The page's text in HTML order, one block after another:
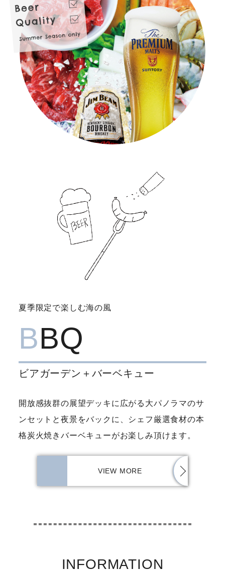
夏季限定で楽しむ海の風
BBQ
ビアガーデン＋バーベキュー
開放感抜群の展望デッキに広がる大パノラマのサ
ンセットと夜景をバックに、シェフ厳選食材の本
格炭火焼きバーベキューがお楽しみ頂けます。
VIEW MORE
INFORMATION